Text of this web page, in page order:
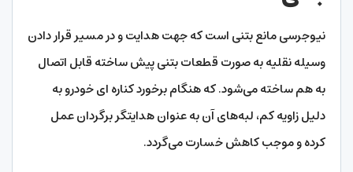
نیوجرسی مانع بتنی است که جهت هدایت و در مسیر قرار دادن
وسیله نقلیه به صورت قطعات بتنی پیش ساخته قابل اتصال
به هم ساخته می‌شود. که هنگام برخورد کناره ای خودرو به
دلیل زاویه کم، لبه‌‌‌‌های آن به عنوان هدایتگر برگردان عمل
کرده و موجب کاهش خسارت می‌گردد.